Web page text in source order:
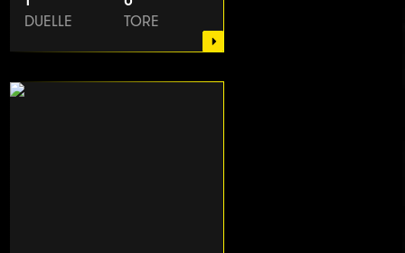
DUELLE
TORE